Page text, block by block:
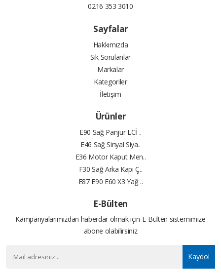
0216 353 3010
Sayfalar
Hakkımızda
Sık Sorulanlar
Markalar
Kategoriler
İletişim
Ürünler
E90 Sağ Panjur LCİ ..
E46 Sağ Sinyal Siya..
E36 Motor Kaput Men..
F30 Sağ Arka Kapı Ç..
E87 E90 E60 X3 Yağ ..
E-Bülten
Kampanyalarımızdan haberdar olmak için E-Bülten sistemimize
abone olabilirsiniz
Kaydol